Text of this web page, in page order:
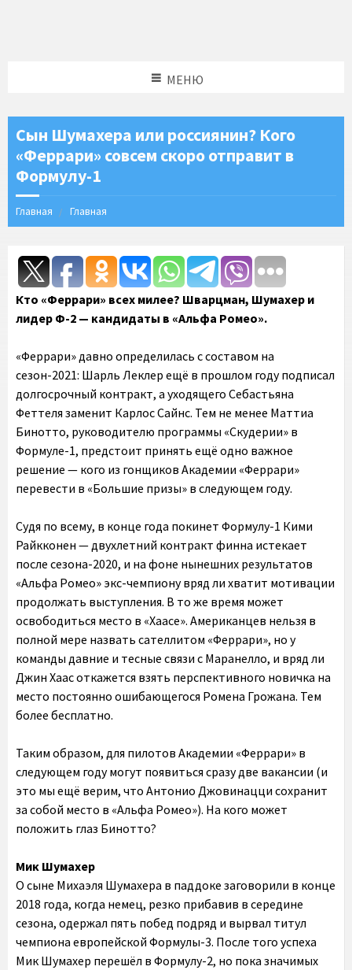
МЕНЮ
Сын Шумахера или россиянин? Кого
«Феррари» совсем скоро отправит в
Формулу-1
Главная Главная
Кто «Феррари» всех милее? Шварцман, Шумахер и
лидер Ф-2 — кандидаты в «Альфа Ромео».
«Феррари» давно определилась с составом на
сезон-2021: Шарль Леклер ещё в прошлом году подписал
долгосрочный контракт, а уходящего Себастьяна
Феттеля заменит Карлос Сайнс. Тем не менее Маттиа
Бинотто, руководителю программы «Скудерии» в
Формуле-1, предстоит принять ещё одно важное
решение — кого из гонщиков Академии «Феррари»
перевести в «Большие призы» в следующем году.
Судя по всему, в конце года покинет Формулу-1 Кими
Райкконен — двухлетний контракт финна истекает
после сезона-2020, и на фоне нынешних результатов
«Альфа Ромео» экс-чемпиону вряд ли хватит мотивации
продолжать выступления. В то же время может
освободиться место в «Хаасе». Американцев нельзя в
полной мере назвать сателлитом «Феррари», но у
команды давние и тесные связи с Маранелло, и вряд ли
Джин Хаас откажется взять перспективного новичка на
место постоянно ошибающегося Ромена Грожана. Тем
более бесплатно.
Таким образом, для пилотов Академии «Феррари» в
следующем году могут появиться сразу две вакансии (и
это мы ещё верим, что Антонио Джовинацци сохранит
за собой место в «Альфа Ромео»). На кого может
положить глаз Бинотто?
Мик Шумахер
О сыне Михаэля Шумахера в паддоке заговорили в конце
2018 года, когда немец, резко прибавив в середине
сезона, одержал пять побед подряд и вырвал титул
чемпиона европейской Формулы-3. После того успеха
Мик Шумахер перешёл в Формулу-2, но пока значимых